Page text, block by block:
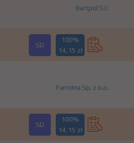
Bartpol S.C
SD
100%
14,15 zł
Farmina Sp. z o.o.
SD
100%
14,15 zł